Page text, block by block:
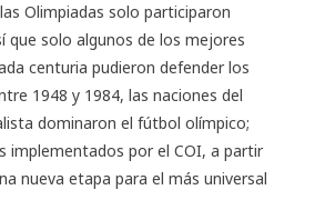
Olimpiadas solo participaron
que solo algunos de los mejores
centuria pudieron defender los
1948 y 1984, las naciones del
dominaron el fútbol olímpico;
implementados por el COI, a partir
nueva etapa para el más universal